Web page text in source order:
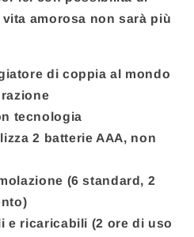
amorosa non sarà più
di coppia al mondo
tecnologia
2 batterie AAA, non
(6 standard, 2
e ricaricabili (2 ore di uso